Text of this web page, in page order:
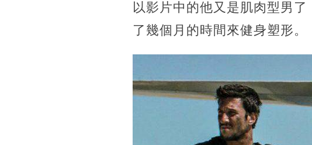
以影片中的他又是肌肉型男
了幾個月的時間來健身塑形。